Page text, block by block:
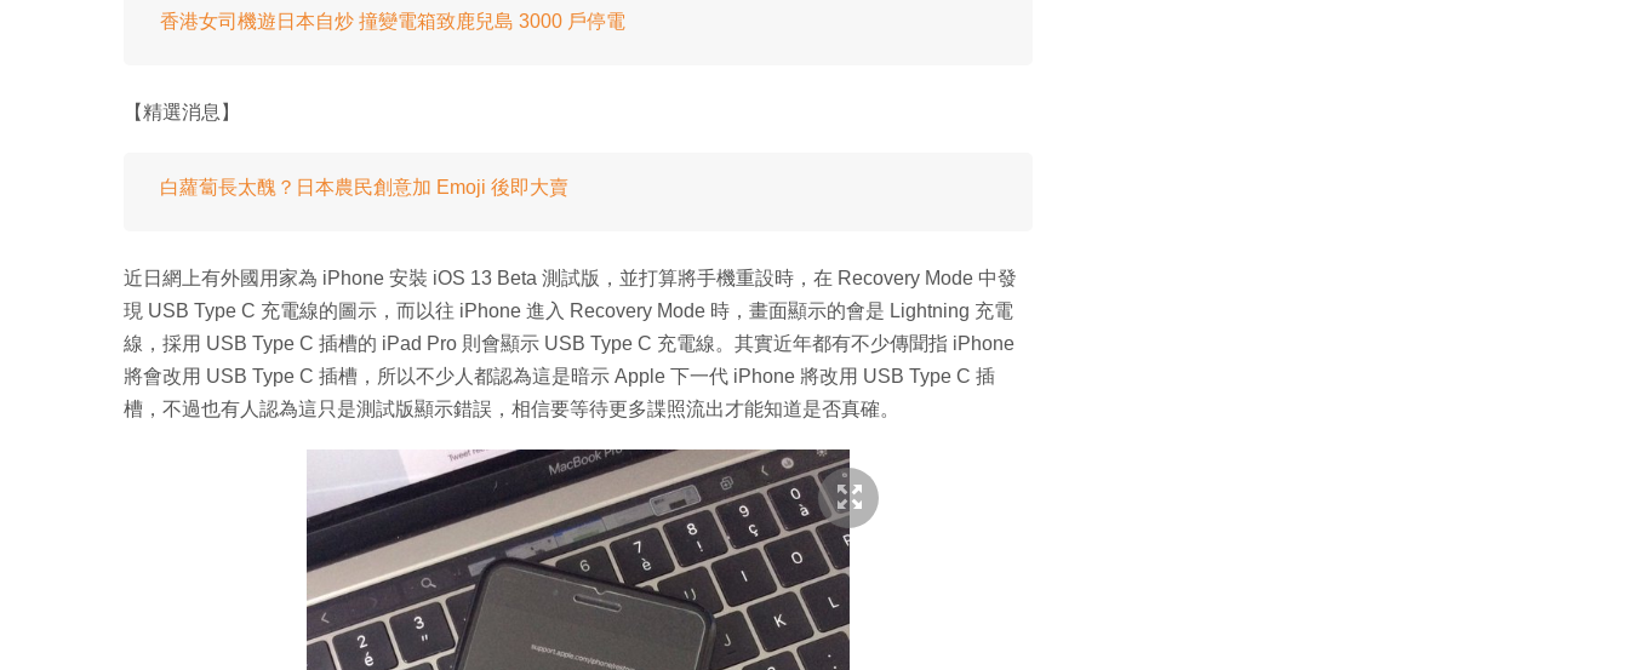
香港女司機遊日本自炒 撞變電箱致鹿兒島 3000 戶停電
【精選消息】
白蘿蔔長太醜？日本農民創意加 Emoji 後即大賣
近日網上有外國用家為 iPhone 安裝 iOS 13 Beta 測試版，並打算將手機重設時，在 Recovery Mode 中發
現 USB Type C 充電線的圖示，而以往 iPhone 進入 Recovery Mode 時，畫面顯示的會是 Lightning 充電
線，採用 USB Type C 插槽的 iPad Pro 則會顯示 USB Type C 充電線。其實近年都有不少傳聞指 iPhone
將會改用 USB Type C 插槽，所以不少人都認為這是暗示 Apple 下一代 iPhone 將改用 USB Type C 插
槽，不過也有人認為這只是測試版顯示錯誤，相信要等待更多諜照流出才能知道是否真確。